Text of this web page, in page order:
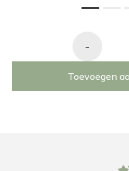
1
-
Toevoegen